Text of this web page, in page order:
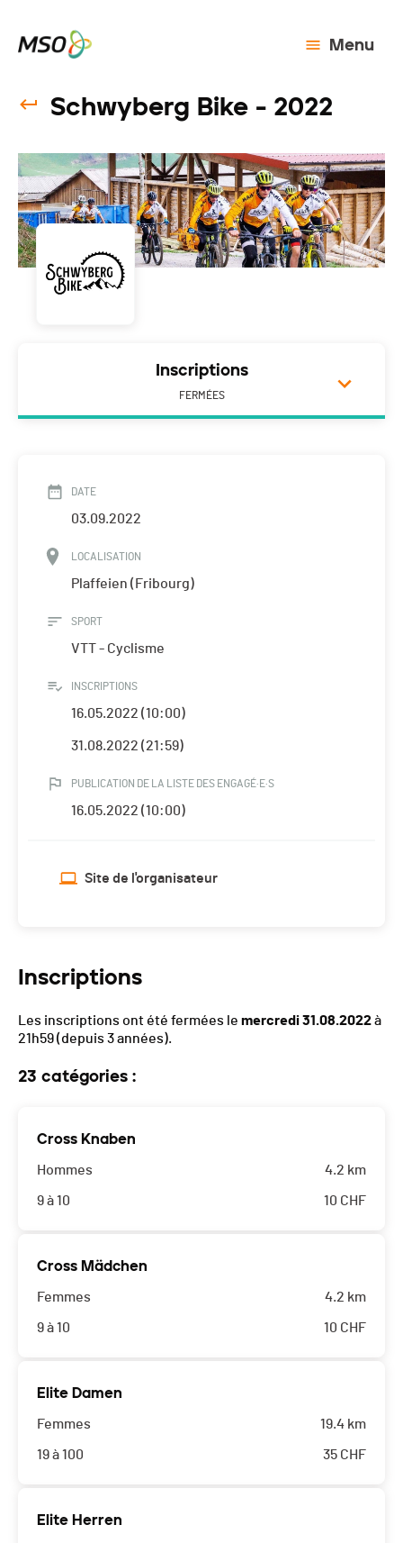
Menu
Schwyberg Bike - 2022
Inscriptions
FERMÉES
DATE
03.09.2022
LOCALISATION
Plaffeien (Fribourg)
SPORT
VTT - Cyclisme
INSCRIPTIONS
16.05.2022 (10:00)
31.08.2022 (21:59)
PUBLICATION DE LA LISTE DES ENGAGÉ·E·S
16.05.2022 (10:00)
Site de l'organisateur
Inscriptions
Les inscriptions ont été fermées le mercredi 31.08.2022à
21h59(depuis 3 années).
23 catégories :
Cross Knaben
Hommes
9 à 10
4.2 km
10 CHF
Cross Mädchen
Femmes
9 à 10
4.2 km
10 CHF
Elite Damen
Femmes
19 à 100
19.4 km
35 CHF
Elite Herren